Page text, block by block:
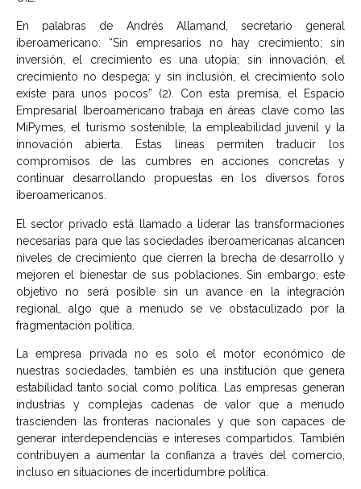
En palabras de Andrés Allamand, secretario general
iberoamericano: “Sin empresarios no hay crecimiento; sin
inversión, el crecimiento es una utopía; sin innovación, el
crecimiento no despega; y sin inclusión, el crecimiento solo
existe para unos pocos” (2). Con esta premisa, el Espacio
Empresarial Iberoamericano trabaja en áreas clave como las
MiPymes, el turismo sostenible, la empleabilidad juvenil y la
innovación abierta. Estas líneas permiten traducir los
compromisos de las cumbres en acciones concretas y
continuar desarrollando propuestas en los diversos foros
iberoamericanos.
El sector privado está llamado a liderar las transformaciones
necesarias para que las sociedades iberoamericanas alcancen
niveles de crecimiento que cierren la brecha de desarrollo y
mejoren el bienestar de sus poblaciones. Sin embargo, este
objetivo no será posible sin un avance en la integración
regional, algo que a menudo se ve obstaculizado por la
fragmentación política.
La empresa privada no es solo el motor económico de
nuestras sociedades, también es una institución que genera
estabilidad tanto social como política. Las empresas generan
industrias y complejas cadenas de valor que a menudo
trascienden las fronteras nacionales y que son capaces de
generar interdependencias e intereses compartidos. También
contribuyen a aumentar la confianza a través del comercio,
incluso en situaciones de incertidumbre política.